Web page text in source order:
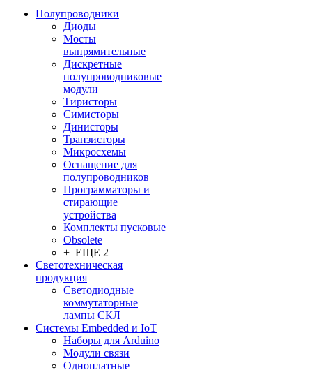
Полупроводники
Диоды
Мосты
выпрямительные
Дискретные
полупроводниковые
модули
Тиристоры
Симисторы
Динисторы
Транзисторы
Микросхемы
Оснащение для
полупроводников
Программаторы и
стирающие
устройства
Комплекты пусковые
Obsolete
+ ЕЩЕ 2
Светотехническая
продукция
Светодиодные
коммутаторные
лампы СКЛ
Системы Embedded и IoT
Наборы для Arduino
Модули связи
Одноплатные